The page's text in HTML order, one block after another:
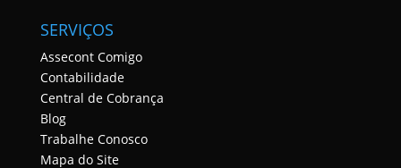
SERVIÇOS
Assecont Comigo
Contabilidade
Central de Cobrança
Blog
Trabalhe Conosco
Mapa do Site